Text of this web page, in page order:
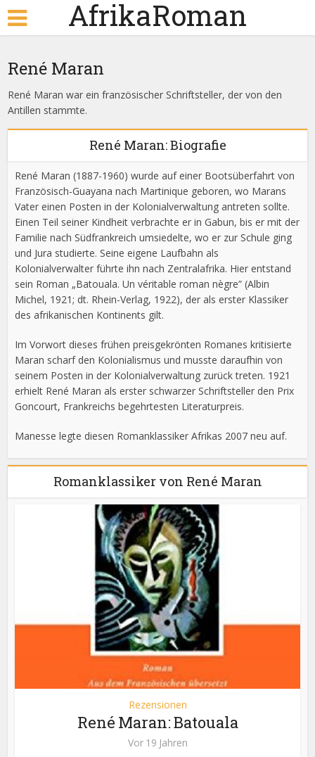
AfrikaRoman
René Maran
René Maran war ein französischer Schriftsteller, der von den
Antillen stammte.
René Maran: Biografie
René Maran (1887-1960) wurde auf einer Bootsüberfahrt von
Französisch-Guayana nach Martinique geboren, wo Marans
Vater einen Posten in der Kolonialverwaltung antreten sollte.
Einen Teil seiner Kindheit verbrachte er in Gabun, bis er mit der
Familie nach Südfrankreich umsiedelte, wo er zur Schule ging
und Jura studierte. Seine eigene Laufbahn als
Kolonialverwalter führte ihn nach Zentralafrika. Hier entstand
sein Roman „Batouala. Un véritable roman nègre” (Albin
Michel, 1921; dt. Rhein-Verlag, 1922), der als erster Klassiker
des afrikanischen Kontinents gilt.
Im Vorwort dieses frühen preisgekrönten Romanes kritisierte
Maran scharf den Kolonialismus und musste daraufhin von
seinem Posten in der Kolonialverwaltung zurück treten. 1921
erhielt René Maran als erster schwarzer Schriftsteller den Prix
Goncourt, Frankreichs begehrtesten Literaturpreis.
Manesse legte diesen Romanklassiker Afrikas 2007 neu auf.
Romanklassiker von René Maran
Rezensionen
René Maran: Batouala
Vor 19 Jahren